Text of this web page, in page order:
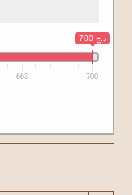
700 د.ج
663 700